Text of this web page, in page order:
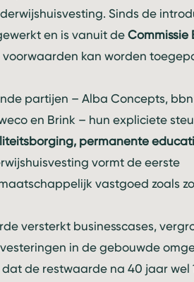
Sinds de
en is vanuit de Commissie
kan worden
partijen – Alba Concepts,
en Brink – hun expliciete
permanente
vormt de eerste
vastgoed zoals
versterkt businesscases,
in de gebouwde
de restwaarde na 40 jaar wel